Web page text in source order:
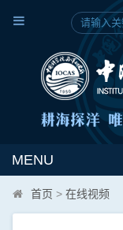
MENU
首页 > 在线视频